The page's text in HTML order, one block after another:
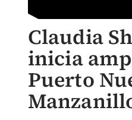
Claudia
inicia
Puerto